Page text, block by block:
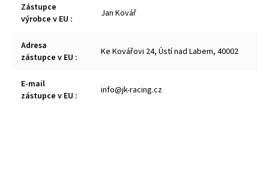
Zástupce
výrobce v EU : Jan Kovář
Adresa
zástupce v EU : Ke Kovářovi 24, Ústí nad Labem, 40002
E-mail
zástupce v EU : info@jk-racing.cz